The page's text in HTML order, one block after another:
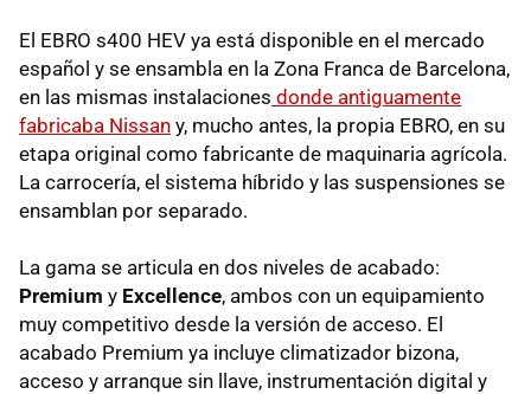
El EBRO s400 HEV ya está disponible en el mercado
español y se ensambla en la Zona Franca de Barcelona,
en las mismas instalaciones donde antiguamente
fabricaba Nissan y, mucho antes, la propia EBRO, en su
etapa original como fabricante de maquinaria agrícola.
La carrocería, el sistema híbrido y las suspensiones se
ensamblan por separado.
La gama se articula en dos niveles de acabado:
Premium y Excellence, ambos con un equipamiento
muy competitivo desde la versión de acceso. El
acabado Premium ya incluye climatizador bizona,
acceso y arranque sin llave, instrumentación digital y